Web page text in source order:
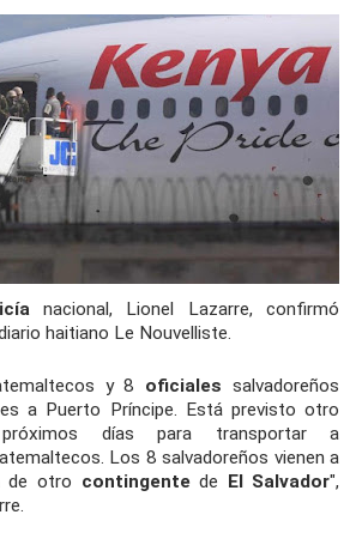
nacional, Lionel Lazarre, confirmó
haitiano Le Nouvelliste.
y 8 oficiales salvadoreños
a Puerto Príncipe. Está previsto otro
días para transportar a
Los 8 salvadoreños vienen a
de otro contingentede El Salvador",